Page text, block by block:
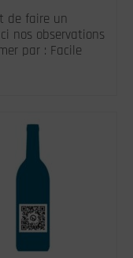
de faire un
nos observations
par : Facile